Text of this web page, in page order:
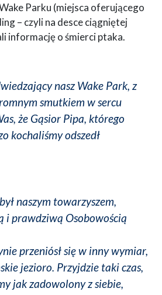
Parku (miejsca oferującego
– czyli na desce ciągniętej
informację o śmierci ptaka.
nasz Wake Park, z
smutkiem w sercu
że Gąsior Pipa, którego
kochaliśmy odszedł
naszym towarzyszem,
i prawdziwą Osobowością
przeniósł się w inny wymiar,
jezioro. Przyjdzie taki czas,
jak zadowolony z siebie,